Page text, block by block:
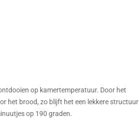
op kamertemperatuur. Door het
het brood, zo blijft het een lekkere structuur
op 190 graden.